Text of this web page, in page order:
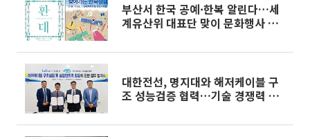
부산서 한국 공예·한복 알린다…세
계유산위 대표단 맞이 문화행사 개
대한전선, 명지대와 해저케이블 구
조 성능검증 협력…기술 경쟁력 강